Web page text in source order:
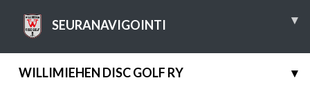
SEURANAVIGOINTI ▾
WILLIMIEHEN DISC GOLF RY ▾